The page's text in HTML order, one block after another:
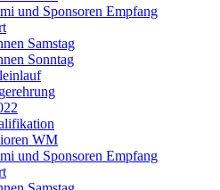
und Sponsoren Empfang
Samstag
Sonntag
WM
und Sponsoren Empfang